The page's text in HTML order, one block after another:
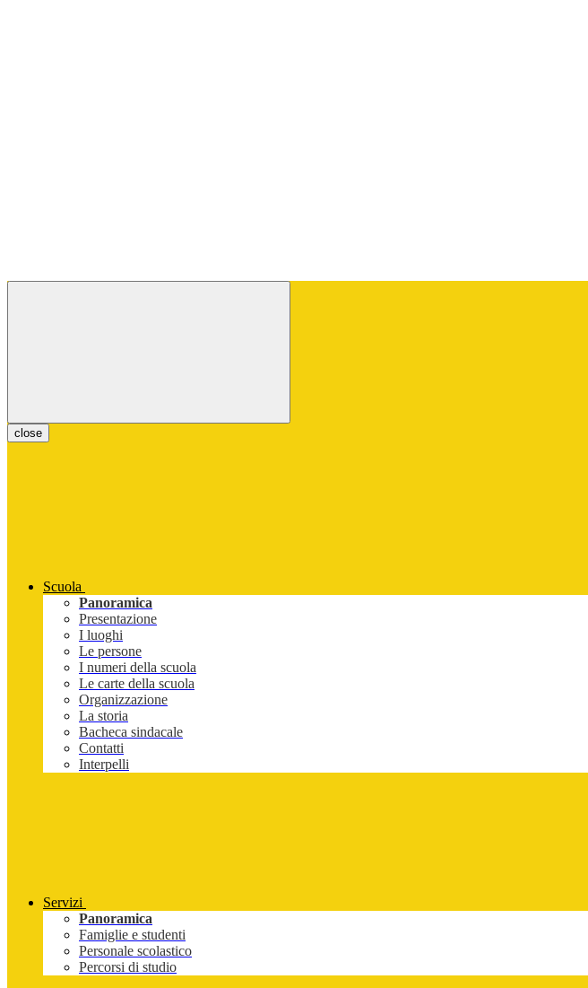
close
Scuola
Panoramica
Presentazione
I luoghi
Le persone
I numeri della scuola
Le carte della scuola
Organizzazione
La storia
Bacheca sindacale
Contatti
Interpelli
Servizi
Panoramica
Famiglie e studenti
Personale scolastico
Percorsi di studio